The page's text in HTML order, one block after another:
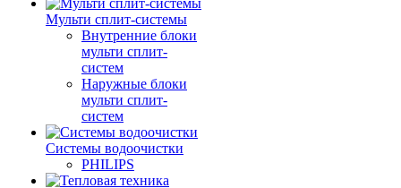
Мульти сплит-системы
Внутренние блоки
мульти сплит-
систем
Наружные блоки
мульти сплит-
систем
Системы водоочистки
PHILIPS